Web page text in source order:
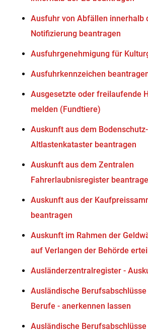
Ausfuhr von Abfällen innerhalb
Notifizierung beantragen
Ausfuhrgenehmigung für
Ausfuhrkennzeichen
Ausgesetzte oder freilaufende
melden (Fundtiere)
Auskunft aus dem
Altlastenkataster beantragen
Auskunft aus dem Zentralen
Fahrerlaubnisregister
Auskunft aus der
beantragen
Auskunft im Rahmen der
auf Verlangen der Behörde
Ausländerzentralregister -
Ausländische Berufsabschlüsse
Berufe - anerkennen lassen
Ausländische